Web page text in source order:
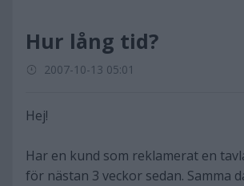
Hur lång tid?
2007-10-13 05:01
Hej!
Har en kund som reklamerat en
för nästan 3 veckor sedan. Samma